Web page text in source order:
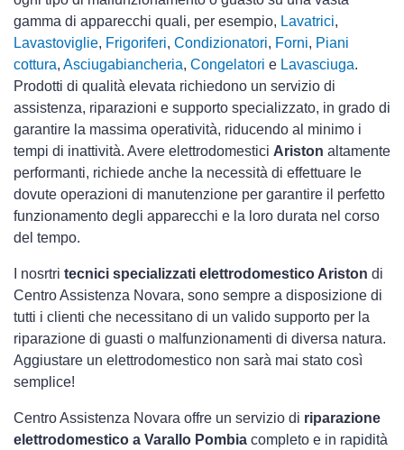
gamma di apparecchi quali, per esempio, Lavatrici,
Lavastoviglie, Frigoriferi, Condizionatori, Forni, Piani
cottura, Asciugabiancheria, Congelatori e Lavasciuga.
Prodotti di qualità elevata richiedono un servizio di
assistenza, riparazioni e supporto specializzato, in grado di
garantire la massima operatività, riducendo al minimo i
tempi di inattività. Avere elettrodomestici Ariston altamente
performanti, richiede anche la necessità di effettuare le
dovute operazioni di manutenzione per garantire il perfetto
funzionamento degli apparecchi e la loro durata nel corso
del tempo.
I nosrtri tecnici specializzati elettrodomestico Ariston di
Centro Assistenza Novara, sono sempre a disposizione di
tutti i clienti che necessitano di un valido supporto per la
riparazione di guasti o malfunzionamenti di diversa natura.
Aggiustare un elettrodomestico non sarà mai stato così
semplice!
Centro Assistenza Novara offre un servizio di riparazione
elettrodomestico a Varallo Pombia completo e in rapidità